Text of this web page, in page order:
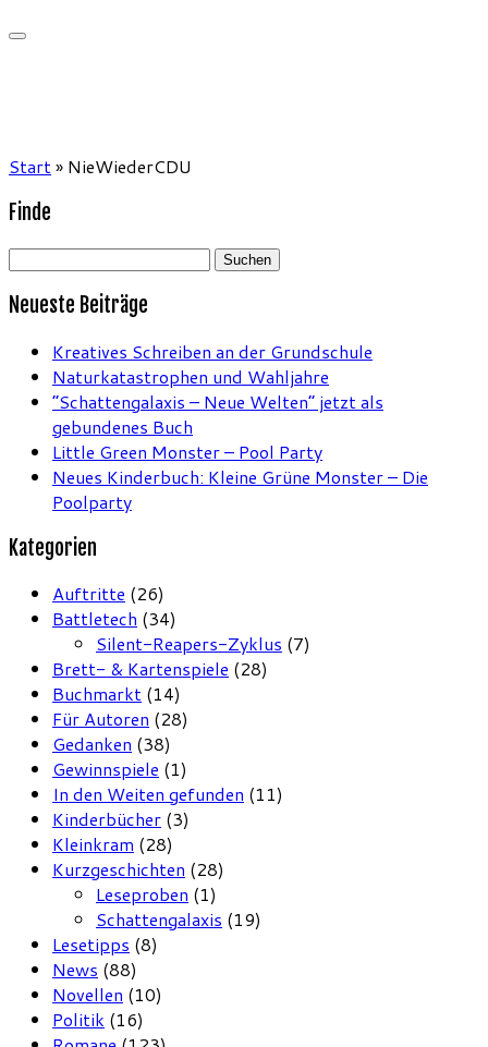
Start» NieWiederCDU
Finde
Suchen
Neueste Beiträge
Kreatives Schreiben an der Grundschule
Naturkatastrophen und Wahljahre
“Schattengalaxis – Neue Welten” jetzt als
gebundenes Buch
Little Green Monster – Pool Party
Neues Kinderbuch: Kleine Grüne Monster – Die
Poolparty
Kategorien
Auftritte (26)
Battletech (34)
Silent-Reapers-Zyklus (7)
Brett- & Kartenspiele (28)
Buchmarkt (14)
Für Autoren (28)
Gedanken (38)
Gewinnspiele (1)
In den Weiten gefunden (11)
Kinderbücher (3)
Kleinkram (28)
Kurzgeschichten (28)
Leseproben (1)
Schattengalaxis (19)
Lesetipps (8)
News (88)
Novellen (10)
Politik (16)